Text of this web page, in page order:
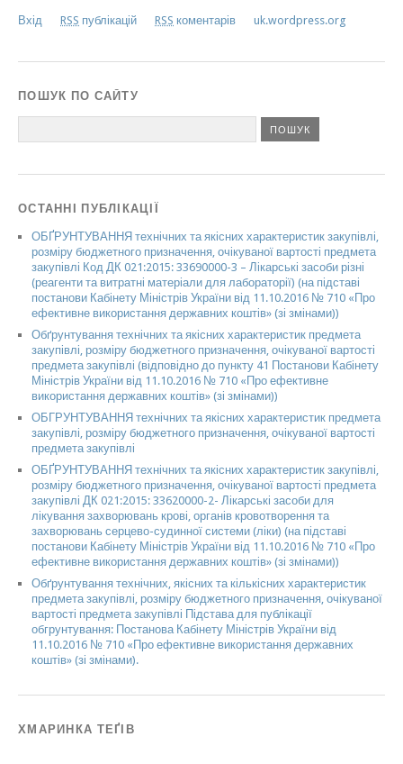
Вхід RSS публікацій RSS коментарів uk.wordpress.org
ПОШУК ПО САЙТУ
ОСТАННІ ПУБЛІКАЦІЇ
ОБҐРУНТУВАННЯ технічних та якісних характеристик закупівлі,
розміру бюджетного призначення, очікуваної вартості предмета
закупівлі Код ДК 021:2015: 33690000-3 – Лікарські засоби різні
(реагенти та витратні матеріали для лабораторії) (на підставі
постанови Кабінету Міністрів України від 11.10.2016 № 710 «Про
ефективне використання державних коштів» (зі змінами))
Обґрунтування технічних та якісних характеристик предмета
закупівлі, розміру бюджетного призначення, очікуваної вартості
предмета закупівлі (відповідно до пункту 41 Постанови Кабінету
Міністрів України від 11.10.2016 № 710 «Про ефективне
використання державних коштів» (зі змінами))
ОБГРУНТУВАННЯ технічних та якісних характеристик предмета
закупівлі, розміру бюджетного призначення, очікуваної вартості
предмета закупівлі
ОБҐРУНТУВАННЯ технічних та якісних характеристик закупівлі,
розміру бюджетного призначення, очікуваної вартості предмета
закупівлі ДК 021:2015: 33620000-2- Лікарські засоби для
лікування захворювань крові, органів кровотворення та
захворювань серцево-судинної системи (ліки) (на підставі
постанови Кабінету Міністрів України від 11.10.2016 № 710 «Про
ефективне використання державних коштів» (зі змінами))
Обґрунтування технічних, якісних та кількісних характеристик
предмета закупівлі, розміру бюджетного призначення, очікуваної
вартості предмета закупівлі Підстава для публікації
обгрунтування: Постанова Кабінету Міністрів України від
11.10.2016 № 710 «Про ефективне використання державних
коштів» (зі змінами).
ХМАРИНКА ТЕҐІВ